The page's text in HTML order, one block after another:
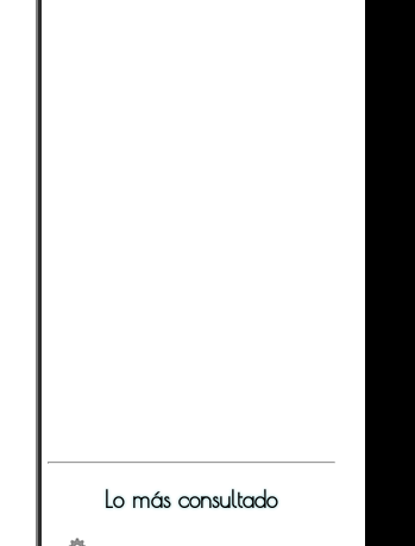
Lo más consultado